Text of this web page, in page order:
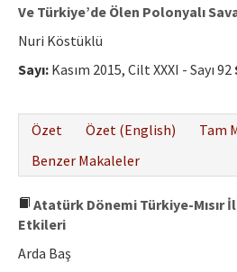
Ve Türkiye’de Ölen Polonyalı
Nuri Köstüklü
Sayı: Kasım 2015, Cilt XXXI - Sayı 92
Özet
Özet (English) Tam
Benzer Makaleler
Atatürk Dönemi Türkiye-Mısır
Etkileri
Arda Baş